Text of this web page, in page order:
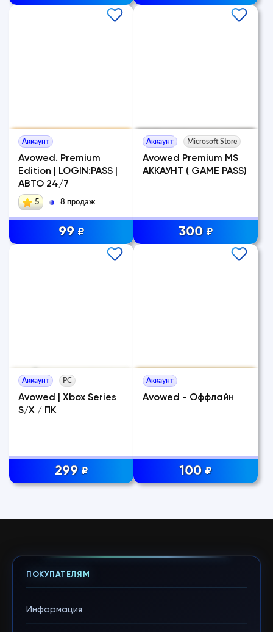
Аккаунт
Avowed. Premium
Edition | LOGIN:PASS |
АВТО 24/7
5 8 продаж
99 ₽
Аккаунт Microsoft Store
Avowed Premium MS
АККАУНТ ( GAME PASS)
300 ₽
Аккаунт PC
Avowed | Xbox Series
S/X / ПК
299 ₽
Аккаунт
Avowed - Оффлайн
100 ₽
ПОКУПАТЕЛЯМ
Информация